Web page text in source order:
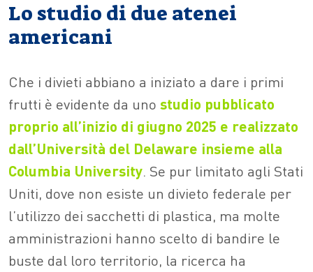
Lo studio di due atenei
americani
Che i divieti abbiano a iniziato a dare i primi
frutti è evidente da uno studio pubblicato
proprio all’inizio di giugno 2025 e realizzato
dall’Università del Delaware insieme alla
Columbia University. Se pur limitato agli Stati
Uniti, dove non esiste un divieto federale per
l’utilizzo dei sacchetti di plastica, ma molte
amministrazioni hanno scelto di bandire le
buste dal loro territorio, la ricerca ha